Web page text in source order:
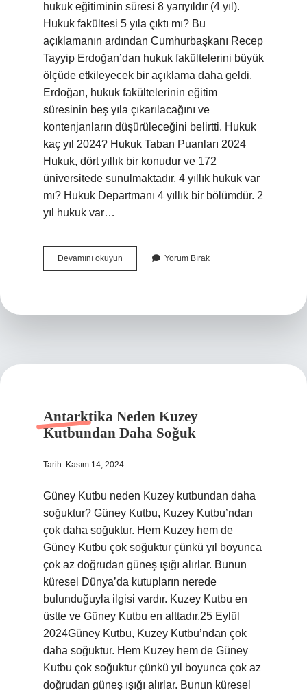
hukuk eğitiminin süresi 8 yarıyıldır (4 yıl).
Hukuk fakültesi 5 yıla çıktı mı? Bu
açıklamanın ardından Cumhurbaşkanı Recep
Tayyip Erdoğan’dan hukuk fakültelerini büyük
ölçüde etkileyecek bir açıklama daha geldi.
Erdoğan, hukuk fakültelerinin eğitim
süresinin beş yıla çıkarılacağını ve
kontenjanların düşürüleceğini belirtti. Hukuk
kaç yıl 2024? Hukuk Taban Puanları 2024
Hukuk, dört yıllık bir konudur ve 172
üniversitede sunulmaktadır. 4 yıllık hukuk var
mı? Hukuk Departmanı 4 yıllık bir bölümdür. 2
yıl hukuk var…
Devamını okuyun
Avukatlık
Yorum Bırak
Antarktika Neden Kuzey
Kutbundan Daha Soğuk
Tarih: Kasım 14, 2024
Güney Kutbu neden Kuzey kutbundan daha
soğuktur? Güney Kutbu, Kuzey Kutbu’ndan
çok daha soğuktur. Hem Kuzey hem de
Güney Kutbu çok soğuktur çünkü yıl boyunca
çok az doğrudan güneş ışığı alırlar. Bunun
küresel Dünya’da kutupların nerede
bulunduğuyla ilgisi vardır. Kuzey Kutbu en
üstte ve Güney Kutbu en alttadır.25 Eylül
2024Güney Kutbu, Kuzey Kutbu’ndan çok
daha soğuktur. Hem Kuzey hem de Güney
Kutbu çok soğuktur çünkü yıl boyunca çok az
doğrudan güneş ışığı alırlar. Bunun küresel